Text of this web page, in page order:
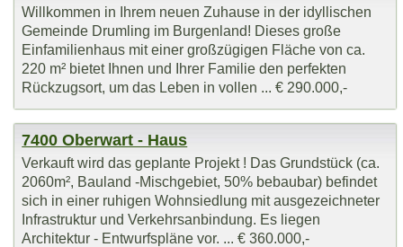
Willkommen in Ihrem neuen Zuhause in der idyllischen
Gemeinde Drumling im Burgenland! Dieses große
Einfamilienhaus mit einer großzügigen Fläche von ca.
220 m² bietet Ihnen und Ihrer Familie den perfekten
Rückzugsort, um das Leben in vollen ... € 290.000,-
7400 Oberwart - Haus
Verkauft wird das geplante Projekt ! Das Grundstück (ca.
2060m², Bauland -Mischgebiet, 50% bebaubar) befindet
sich in einer ruhigen Wohnsiedlung mit ausgezeichneter
Infrastruktur und Verkehrsanbindung. Es liegen
Architektur - Entwurfspläne vor. ... € 360.000,-